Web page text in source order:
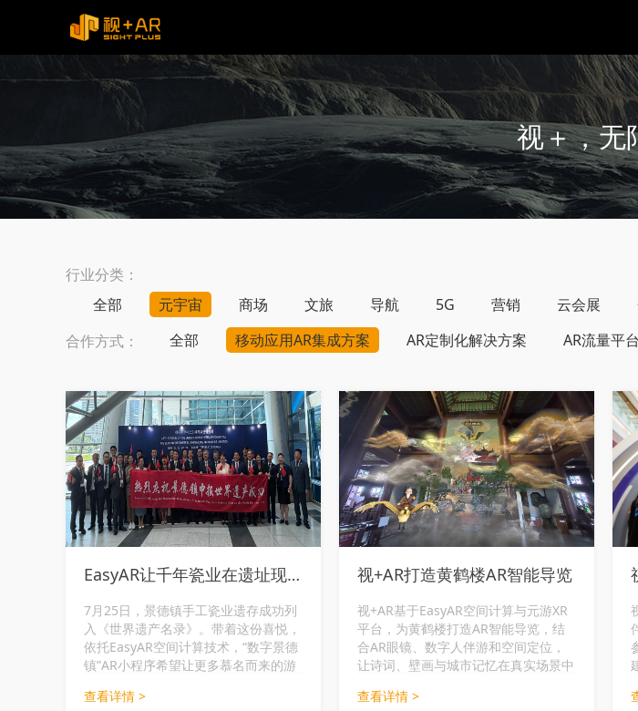
视＋，无
行业分类：
全部
元宇宙 商场 文旅 导航 5G 营销 云会展
合作方式：
全部 移动应用AR集成方案 AR定制化解决方案 AR流量平
EasyAR让千年瓷业在遗址现场可感、可知、可参与
7月25日，景德镇手工瓷业遗存成功列
入《世界遗产名录》。带着这份喜悦，
依托EasyAR空间计算技术，“数字景德
镇”AR小程序希望让更多慕名而来的游
次到访更从容、更有收获。
查看详情 >
视+AR打造黄鹤楼AR智能导览
视+AR基于EasyAR空间计算与元游XR
平台，为黄鹤楼打造AR智能导览，结
合AR眼镜、数字人伴游和空间定位，
让诗词、壁画与城市记忆在真实场景中
查看详情 >